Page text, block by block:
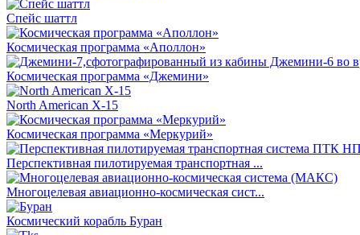
Спейс шаттл
Космическая программа «Аполлон»
Космическая программа «Джемини»
North American X-15
Космическая программа «Меркурий»
Перспективная пилотируемая транспортная ...
Многоцелевая авиационно-космическая сист...
Космический корабль Буран